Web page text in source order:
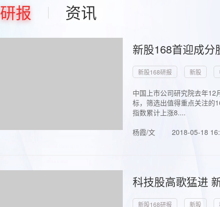
研报 资讯
新股168首迎成
新股168研报 新股
中国上市公司研究院去年
标，筛选出值得重点关注的
指数累计上涨8....
杨霞/文
2018-05-18
科技股高歌猛进
新股168研报 新股